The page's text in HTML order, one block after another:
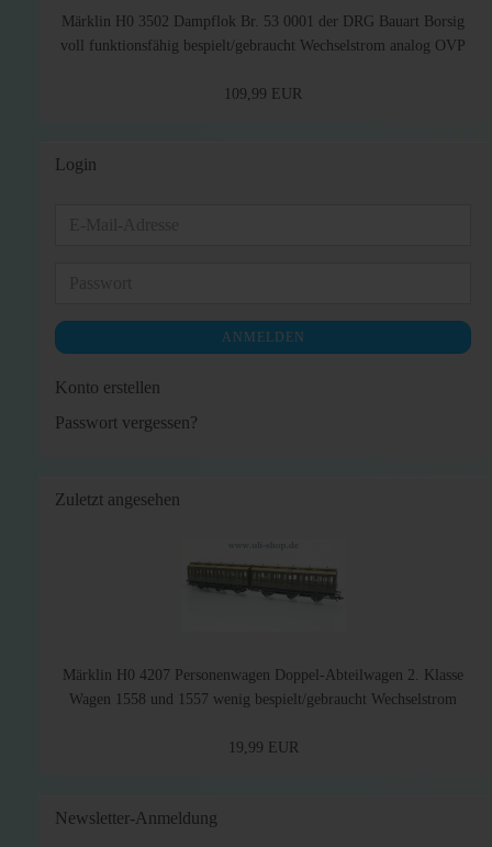
Märklin H0 3502 Dampflok Br. 53 0001 der DRG Bauart Borsig
voll funktionsfähig bespielt/gebraucht Wechselstrom analog OVP
109,99 EUR
Login
ANMELDEN
Konto erstellen
Passwort vergessen?
Zuletzt angesehen
Märklin H0 4207 Personenwagen Doppel-Abteilwagen 2. Klasse
Wagen 1558 und 1557 wenig bespielt/gebraucht Wechselstrom
19,99 EUR
Newsletter-Anmeldung